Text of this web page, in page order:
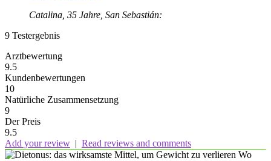
Catalina, 35 Jahre, San Sebastián:
9 Testergebnis
Arztbewertung
9.5
Kundenbewertungen
10
Natürliche Zusammensetzung
9
Der Preis
9.5
Add your review | Read reviews and comments